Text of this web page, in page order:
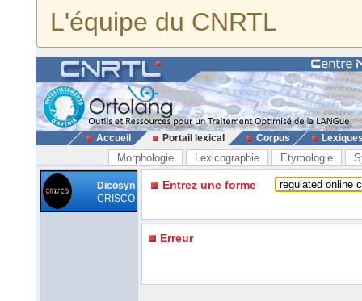
L'équipe du CNRTL
Accueil Portail lexical Corpus
Morphologie Lexicographie Etymologie
Dicosyn
CRISCO
Entrez une forme
Erreur